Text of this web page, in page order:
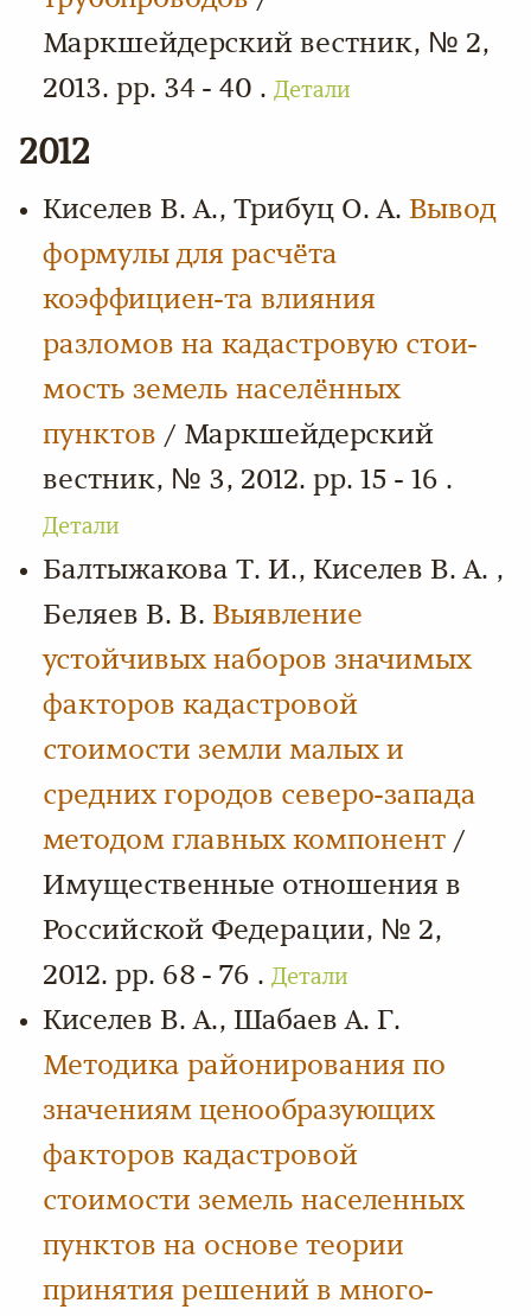
Маркшейдерский вестник, № 2,
2013. pp. 34 - 40 . Детали
2012
Киселев В. А., Трибуц О. А. Вывод
формулы для расчёта
коэффициен-та влияния
разломов на кадастровую стои-
мость земель населённых
пунктов / Маркшейдерский
вестник, № 3, 2012. pp. 15 - 16 .
Детали
Балтыжакова Т. И., Киселев В. А. ,
Беляев В. В. Выявление
устойчивых наборов значимых
факторов кадастровой
стоимости земли малых и
средних городов северо-запада
методом главных компонент /
Имущественные отношения в
Российской Федерации, № 2,
2012. pp. 68 - 76 . Детали
Киселев В. А., Шабаев А. Г.
Методика районирования по
значениям ценообразующих
факторов кадастровой
стоимости земель населенных
пунктов на основе теории
принятия решений в много-